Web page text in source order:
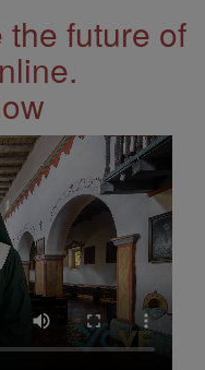
future of